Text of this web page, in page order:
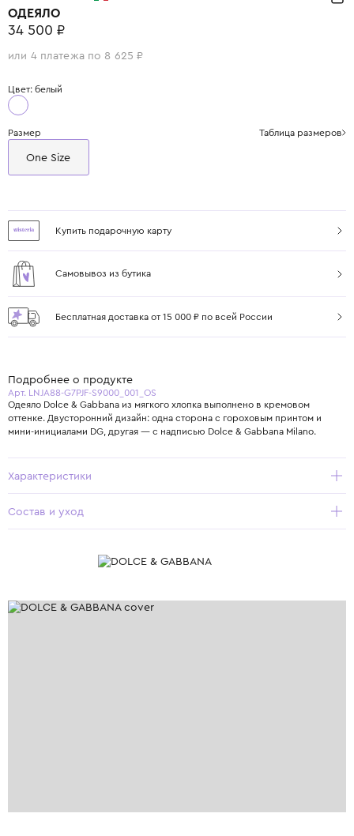
ОДЕЯЛО
34 500 ₽
или 4 платежа по 8 625 ₽
Цвет: белый
Размер Таблица размеров
One Size
Купить подарочную карту
Самовывоз из бутика
Бесплатная доставка от 15 000 ₽ по всей России
Подробнее о продукте
Арт. LNJA88-G7PJF-S9000_001_OS
Одеяло Dolce & Gabbana из мягкого хлопка выполнено в кремовом
оттенке. Двусторонний дизайн: одна сторона с гороховым принтом и
мини-инициалами DG, другая — с надписью Dolce & Gabbana Milano.
Характеристики
Состав и уход